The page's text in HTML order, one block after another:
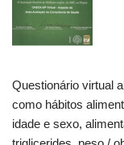
Questionário virtual
como hábitos
idade e sexo,